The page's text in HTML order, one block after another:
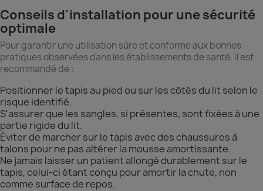
Conseils d'installation pour une sécurité
optimale
Pour garantir une utilisation sûre et conforme aux bonnes
pratiques observées dans les établissements de santé, il est
recommandé de :
Positionner le tapis au pied ou sur les côtés du lit selon le
risque identifié.
S'assurer que les sangles, si présentes, sont fixées à une
partie rigide du lit.
Éviter de marcher sur le tapis avec des chaussures à
talons pour ne pas altérer la mousse amortissante.
Ne jamais laisser un patient allongé durablement sur le
tapis, celui-ci étant conçu pour amortir la chute, non
comme surface de repos.